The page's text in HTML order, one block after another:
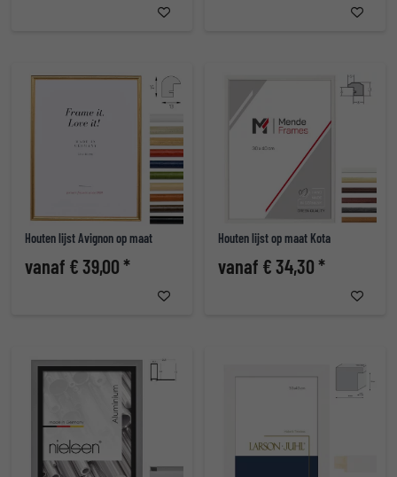
Houten lijst Avignon op maat
vanaf € 39,00 *
Houten lijst op maat Kota
vanaf € 34,30 *